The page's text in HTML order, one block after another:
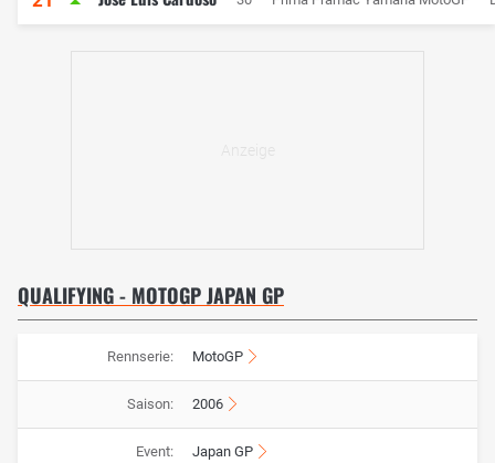
QUALIFYING - MOTOGP JAPAN GP
Rennserie: MotoGP
Saison: 2006
Event: Japan GP